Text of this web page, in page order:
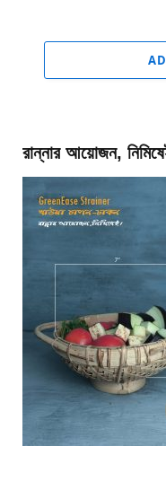
রান্নার আয়োজন,